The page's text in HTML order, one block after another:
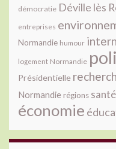
démocratie Déville lès
entreprises
Normandie humour
logement Normandie
Présidentielle
Normandie régions santé
économie